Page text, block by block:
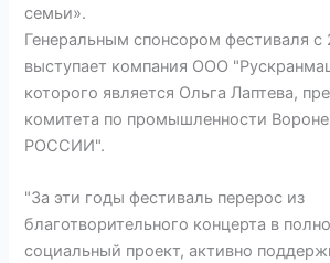
семьи».
Генеральным спонсором фестиваля с
выступает компания ООО
которого является Ольга Лаптева,
комитета по промышленности
РОССИИ".
"За эти годы фестиваль перерос из
благотворительного концерта в
социальный проект, активно